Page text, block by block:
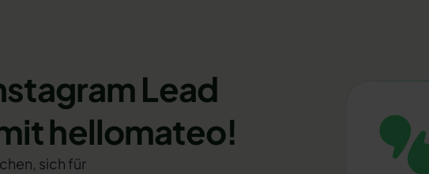
Lead
hellomateo!
sich für